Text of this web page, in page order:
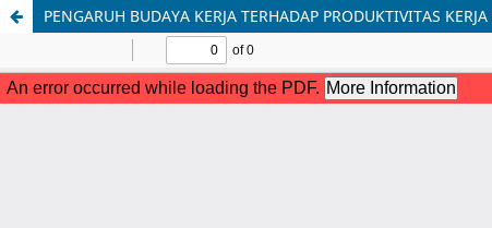
PENGARUH BUDAYA KERJA TERHADAP PRODUKTIVITAS